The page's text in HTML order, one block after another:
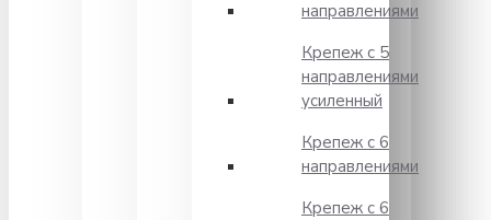
направлениями
Крепеж с 5
направлениями
усиленный
Крепеж с 6
направлениями
Крепеж с 6